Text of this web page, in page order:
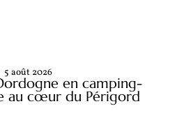
en camping-
au cœur du Périgord
5 août 2026